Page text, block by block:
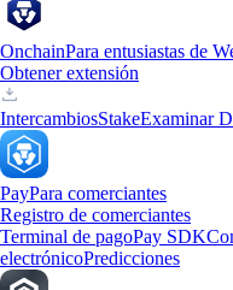
OnchainPara entusiastas de
Obtener extensión
IntercambiosStakeExaminar
PayPara comerciantes
Registro de comerciantes
Terminal de pagoPay SDK
electrónicoPredicciones